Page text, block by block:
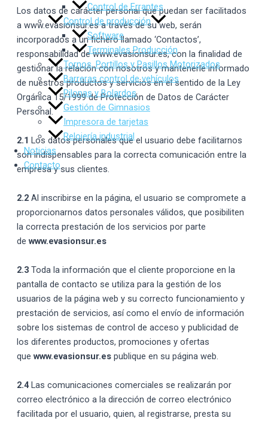
Control de Errantes
Control de producción
Software
Terminales Producción
Tornos, Portillos y Pasillos Motorizados
Barreras control de vehículos
Pilonas y Bolardos
Gestión de Gimnasios
Impresora de tarjetas
Relojería industrial
Noticias
Contacto
Los datos de carácter personal que puedan ser facilitados
a www.evasionsur.es a través de su web, serán
incorporados a un fichero llamado ‘Contactos’,
responsabilidad de www.evasionsur.es, con la finalidad de
gestionar la relación con nosotros y mantenerle informado
de nuestros productos y servicios en el sentido de la Ley
Orgánica 15/1999 de Protección de Datos de Carácter
Personal.
2.1 Los datos personales que el usuario debe facilitarnos
son indispensables para la correcta comunicación entre la
empresa y sus clientes.
2.2 Al inscribirse en la página, el usuario se compromete a
proporcionarnos datos personales válidos, que posibiliten
la correcta prestación de los servicios por parte
de www.evasionsur.es
2.3 Toda la información que el cliente proporcione en la
pantalla de contacto se utiliza para la gestión de los
usuarios de la página web y su correcto funcionamiento y
prestación de servicios, así como el envío de información
sobre los sistemas de control de acceso y publicidad de
los diferentes productos, promociones y ofertas
que www.evasionsur.es publique en su página web.
2.4Las comunicaciones comerciales se realizarán por
correo electrónico a la dirección de correo electrónico
facilitada por el usuario, quien, al registrarse, presta su